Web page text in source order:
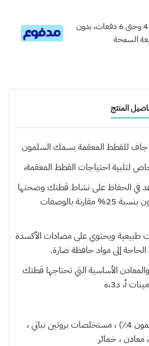
قسم دفعاتك بطريقة ميسرة إلى 4 وحتى 6 دفعات، بدون
السمحة
المنتج
جاف للقطط المعقمة بسمك السلمون
لتلبية احتياجات القطط المعقمة،
في الحفاظ على نشاط قطتك وصحتها
العامة بفضل تقليل نسبة الدهون بنسبة 25% مقارنة بالوصفات
طبيعية ويحتوي على مضادات الأكسدة
إلى مواد حافظة ضارة.
الأساسية التي تحتاجها قطتك
أ، د3،ه
حبوب ، لحوم ومشتقاتها (السلمون 4٪) ، مستخلصات بروتين نباتي ،
، خمائر